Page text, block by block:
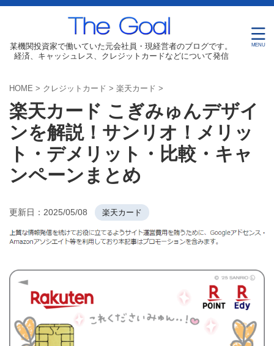
某機関投資家で働いていた元会社員・現経営者のブログです。
経済、キャッシュレス、クレジットカードなどについて発信
HOME > クレジットカード > 楽天カード >
楽天カード こぎみゅんデザイ
ンを解説！サンリオ！メリッ
ト・デメリット・比較・キャ
ンペーンまとめ
更新日： 2025/05/08 楽天カード